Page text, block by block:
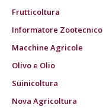
Frutticoltura
Informatore Zootecnico
Macchine Agricole
Olivo e Olio
Suinicoltura
Nova Agricoltura